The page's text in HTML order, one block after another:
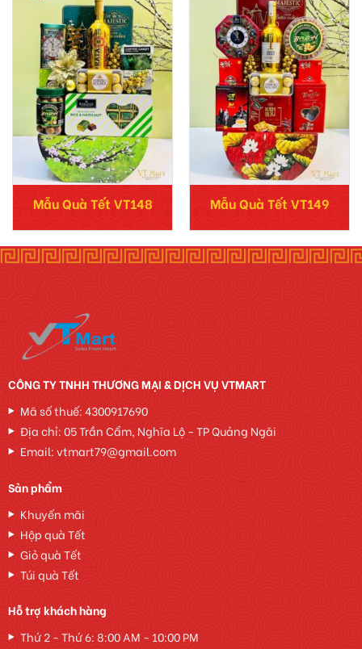
Mẫu Quà Tết VT148 Mẫu Quà Tết VT149
CÔNG TY TNHH THƯƠNG MẠI & DỊCH VỤ VTMART
Mã số thuế: 4300917690
Địa chỉ: 05 Trần Cẩm, Nghĩa Lộ - TP Quảng Ngãi
Email: vtmart79@gmail.com
Sản phẩm
Khuyến mãi
Hộp quà Tết
Giỏ quà Tết
Túi quà Tết
Hỗ trợ khách hàng
Thứ 2 - Thứ 6: 8:00 AM - 10:00 PM